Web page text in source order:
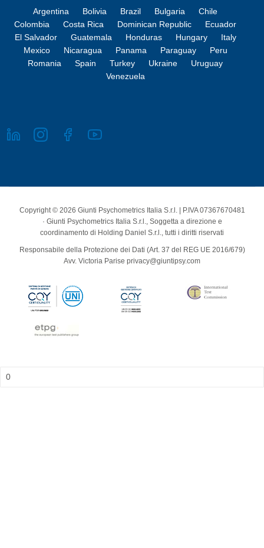
Argentina Bolivia Brazil Bulgaria
Chile
Colombia
Costa Rica Dominican Republic
Ecuador
El Salvador
Guatemala Honduras Hungary
Italy
Mexico
Nicaragua Panama Paraguay
Peru
Romania
Spain Turkey Ukraine
Uruguay
Venezuela
Copyright © 2026 Giunti Psychometrics Italia S.r.l. | P.IVA 07367670481
· Giunti Psychometrics Italia S.r.l., Soggetta a direzione e
coordinamento di Holding Daniel S.r.l., tutti i diritti riservati
Responsabile della Protezione dei Dati (Art. 37 del REG UE 2016/679)
Avv. Victoria Parise privacy@giuntipsy.com